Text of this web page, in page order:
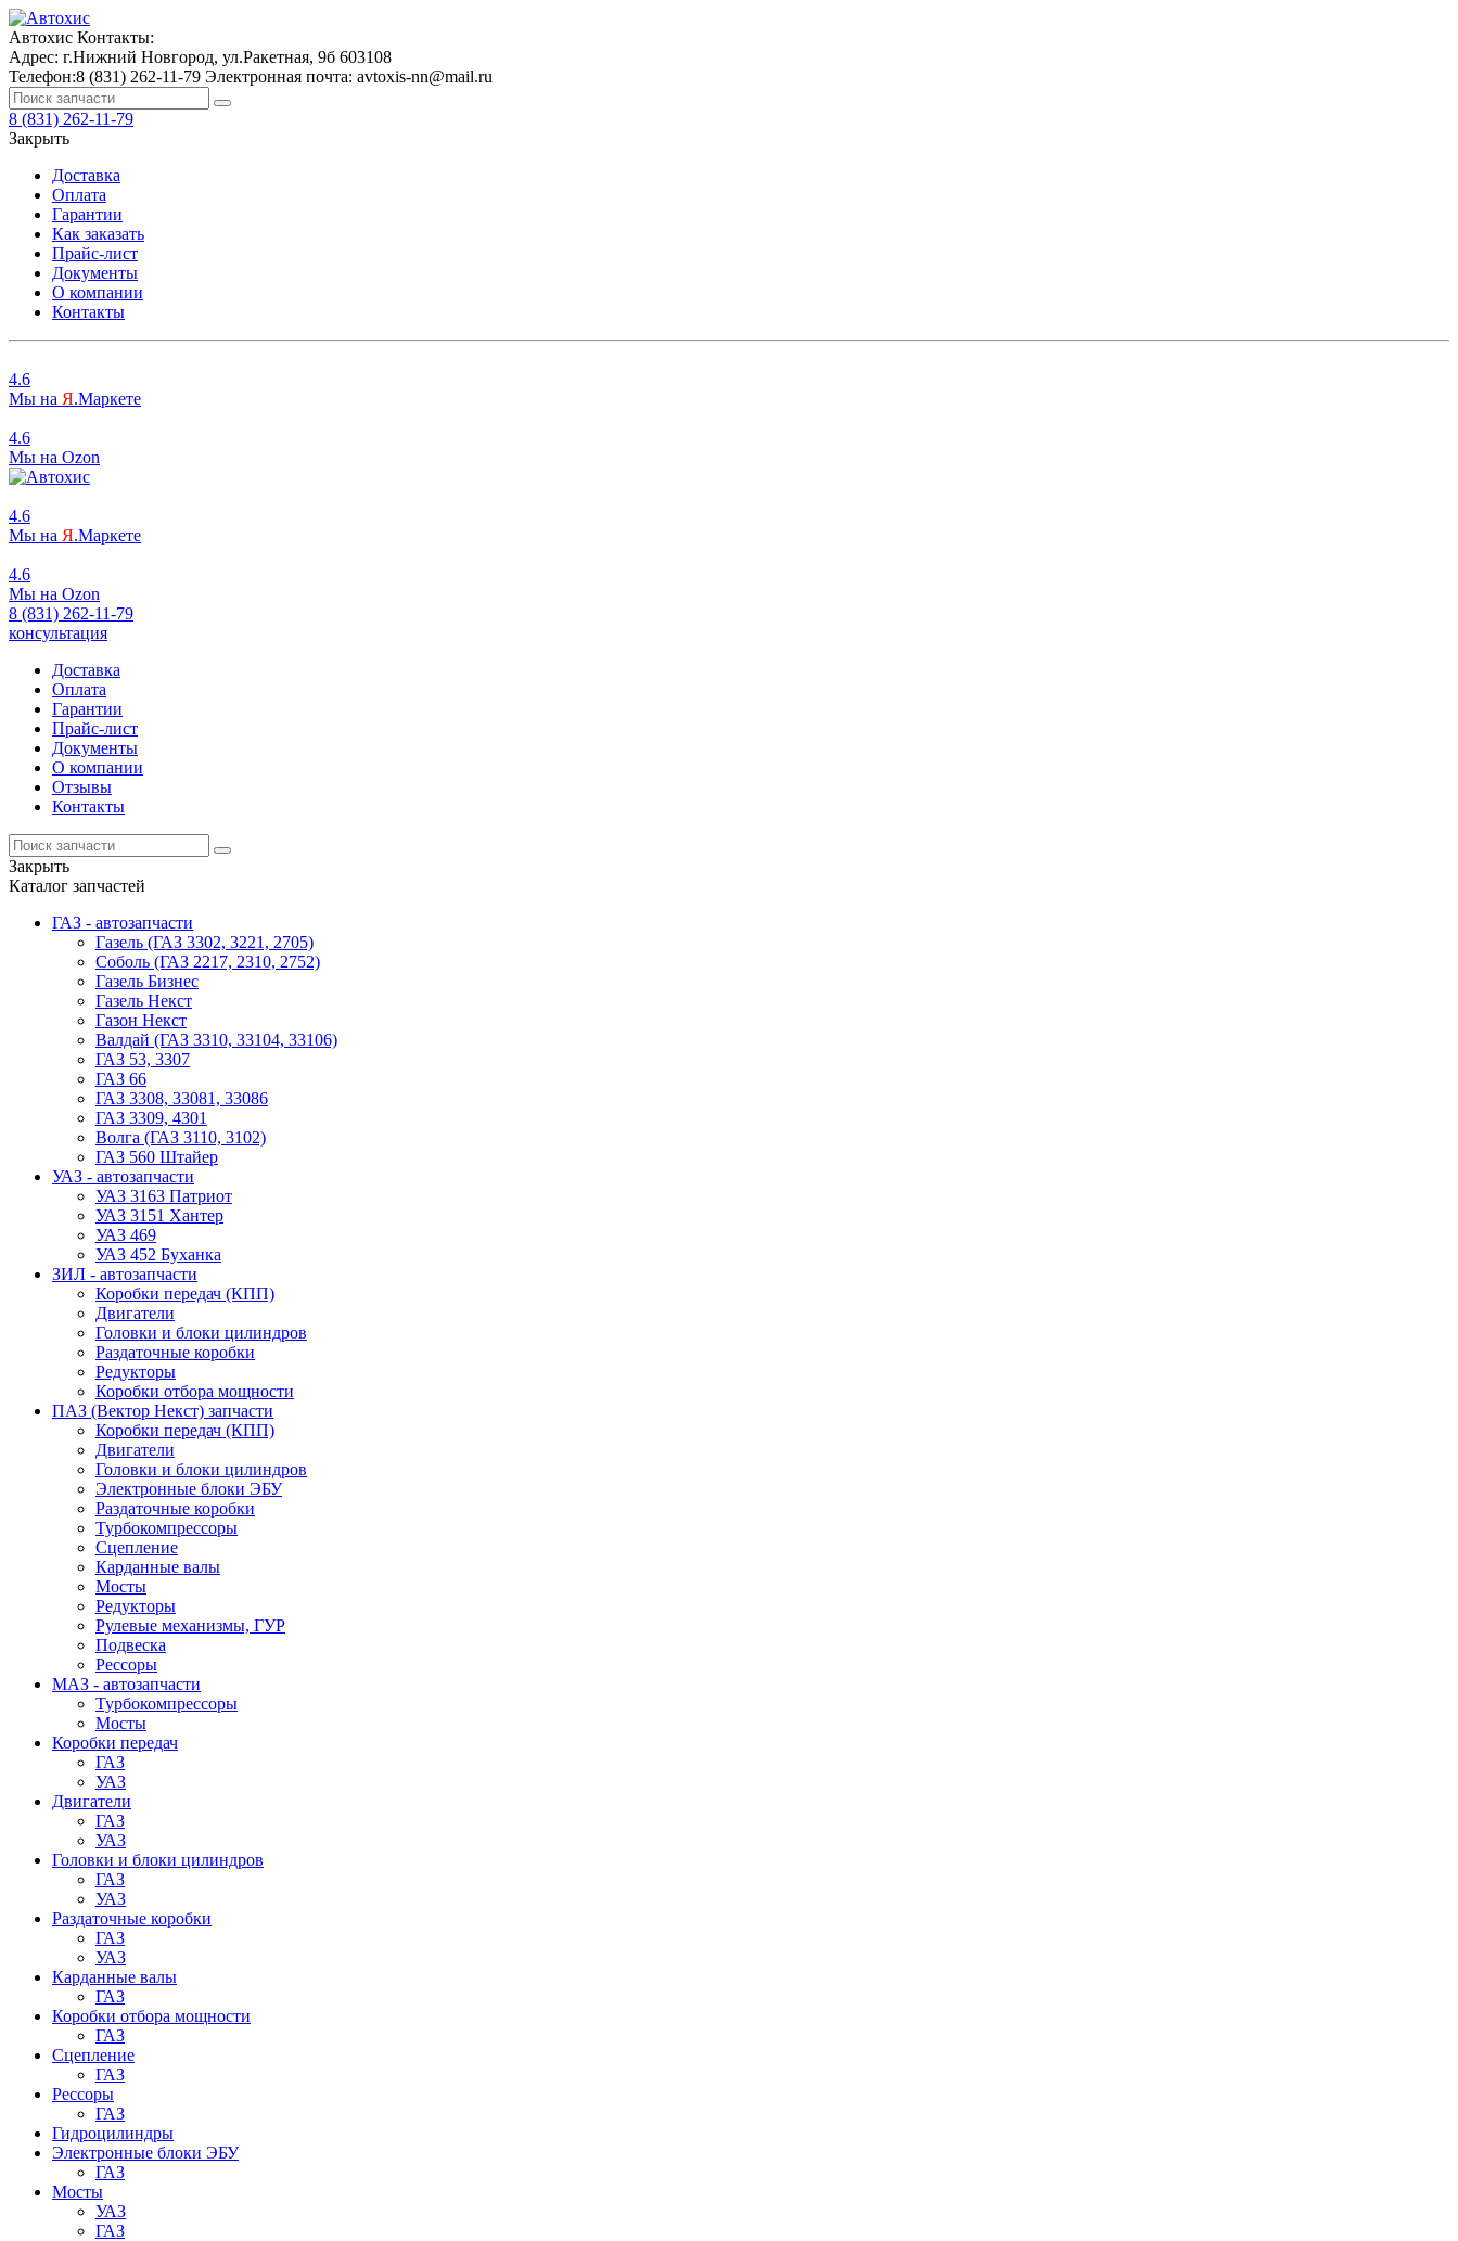
Автохис Контакты:
Адрес: г.Нижний Новгород, ул.Ракетная, 9б 603108
Телефон:8 (831) 262-11-79 Электронная почта: avtoxis-nn@mail.ru
8 (831) 262-11-79
Закрыть
Доставка
Оплата
Гарантии
Как заказать
Прайс-лист
Документы
О компании
Контакты
4.6
Мы на Я.Маркете
4.6
Мы на Ozon
4.6
Мы на Я.Маркете
4.6
Мы на Ozon
8 (831) 262-11-79
консультация
Доставка
Оплата
Гарантии
Прайс-лист
Документы
О компании
Отзывы
Контакты
Закрыть
Каталог запчастей
ГАЗ - автозапчасти
Газель (ГАЗ 3302, 3221, 2705)
Соболь (ГАЗ 2217, 2310, 2752)
Газель Бизнес
Газель Некст
Газон Некст
Валдай (ГАЗ 3310, 33104, 33106)
ГАЗ 53, 3307
ГАЗ 66
ГАЗ 3308, 33081, 33086
ГАЗ 3309, 4301
Волга (ГАЗ 3110, 3102)
ГАЗ 560 Штайер
УАЗ - автозапчасти
УАЗ 3163 Патриот
УАЗ 3151 Хантер
УАЗ 469
УАЗ 452 Буханка
ЗИЛ - автозапчасти
Коробки передач (КПП)
Двигатели
Головки и блоки цилиндров
Раздаточные коробки
Редукторы
Коробки отбора мощности
ПАЗ (Вектор Некст) запчасти
Коробки передач (КПП)
Двигатели
Головки и блоки цилиндров
Электронные блоки ЭБУ
Раздаточные коробки
Турбокомпрессоры
Сцепление
Карданные валы
Мосты
Редукторы
Рулевые механизмы, ГУР
Подвеска
Рессоры
МАЗ - автозапчасти
Турбокомпрессоры
Мосты
Коробки передач
ГАЗ
УАЗ
Двигатели
ГАЗ
УАЗ
Головки и блоки цилиндров
ГАЗ
УАЗ
Раздаточные коробки
ГАЗ
УАЗ
Карданные валы
ГАЗ
Коробки отбора мощности
ГАЗ
Сцепление
ГАЗ
Рессоры
ГАЗ
Гидроцилиндры
Электронные блоки ЭБУ
ГАЗ
Мосты
УАЗ
ГАЗ